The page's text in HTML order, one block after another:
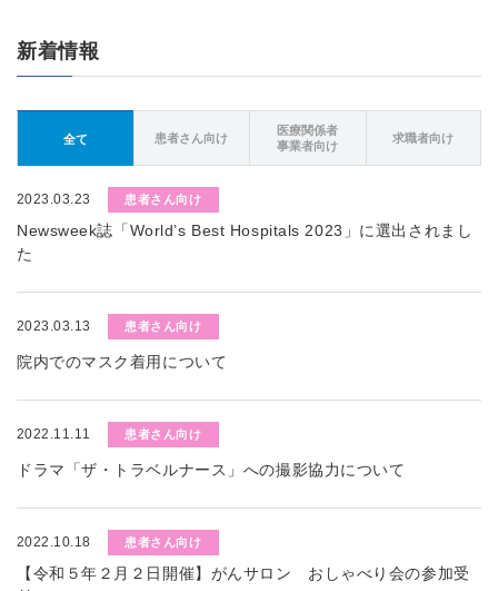
新着情報
全て 患者さん向け
医療関係者
事業者向け
求職者向け
2023.03.23 患者さん向け
Newsweek誌「World’s Best Hospitals 2023」に選出されまし
た
2023.03.13 患者さん向け
院内でのマスク着用について
2022.11.11 患者さん向け
ドラマ「ザ・トラベルナース」への撮影協力について
2022.10.18 患者さん向け
【令和５年２月２日開催】がんサロン おしゃべり会の参加受